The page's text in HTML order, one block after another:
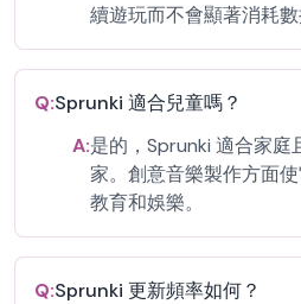
續遊玩而不會顯著消耗數
Q:Sprunki 適合兒童嗎？
A:是的，Sprunki 適合家庭
家。創意音樂製作方面
教育和娛樂。
Q:Sprunki 更新頻率如何？